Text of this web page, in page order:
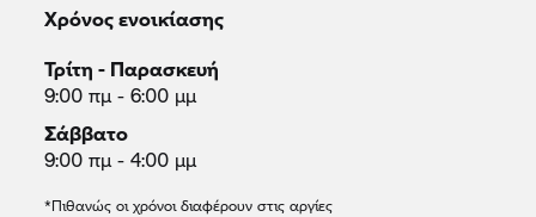
Χρόνος ενοικίασης
Τρίτη - Παρασκευή
9:00 πμ - 6:00 μμ
Σάββατο
9:00 πμ - 4:00 μμ
*Πιθανώς οι χρόνοι διαφέρουν στις αργίες